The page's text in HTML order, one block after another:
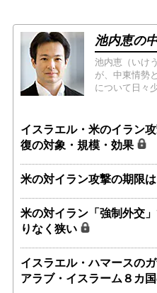
池内恵の
池内恵（いけ
が、中東情勢
について日々
イスラエル・米のイラン
復の対象・規模・効果
米の対イラン攻撃の期限
米の対イラン「強制外交
りなく狭い
イスラエル・ハマースの
アラブ・イスラーム８カ